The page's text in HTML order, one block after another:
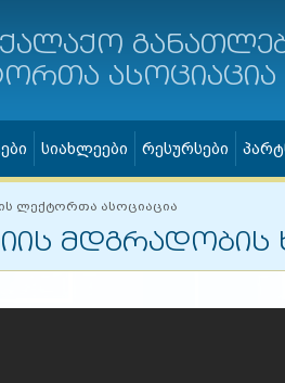
ასოციაცია
სიახლეები რესურსები
ლექტორთა ასოციაცია
მდგრადობის